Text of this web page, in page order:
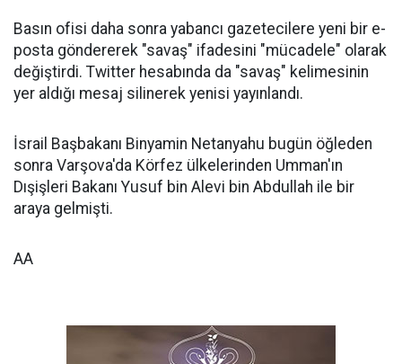
Basın ofisi daha sonra yabancı gazetecilere yeni bir e-
posta göndererek "savaş" ifadesini "mücadele" olarak
değiştirdi. Twitter hesabında da "savaş" kelimesinin
yer aldığı mesaj silinerek yenisi yayınlandı.
İsrail Başbakanı Binyamin Netanyahu bugün öğleden
sonra Varşova'da Körfez ülkelerinden Umman'ın
Dışişleri Bakanı Yusuf bin Alevi bin Abdullah ile bir
araya gelmişti.
AA